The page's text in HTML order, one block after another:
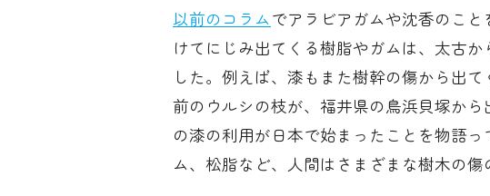
以前のコラム でアラビアガムや沈香のこ
けてにじみ出てくる樹脂やガムは、太古
した。例えば、漆もまた樹幹の傷から出
前のウルシの枝が、福井県の鳥浜貝塚か
の漆の利用が日本で始まったことを物語
ム、松脂など、人間はさまざまな樹木の傷